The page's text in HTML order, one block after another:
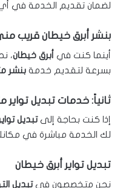
لضمان تقديم الخدمة في
بنشر أبرق خيطان قريب
أينما كنت في أبرق خيطان،
بسرعة لتقديم خدمة بنشر
ثانياً: خدمات تبديل
إذا كنت بحاجة إلىتبديل
لك الخدمة مباشرة في
تبديل تواير أبرق خيطان
نحن متخصصون فيتبديل